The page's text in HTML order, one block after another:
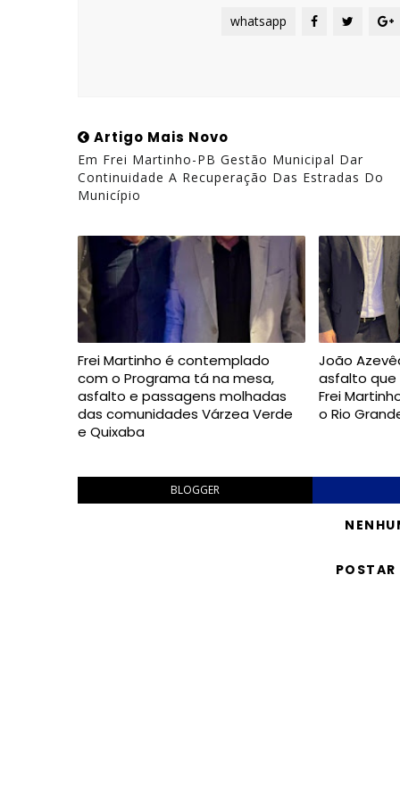
whatsapp
Artigo Mais Novo
Em Frei Martinho-PB Gestão Municipal Dar
Continuidade A Recuperação Das Estradas Do
Município
Frei Martinho é contemplado
com o Programa tá na mesa,
asfalto e passagens molhadas
das comunidades Várzea Verde
e Quixaba
João
asfalto que
Frei
o Rio
BLOGGER